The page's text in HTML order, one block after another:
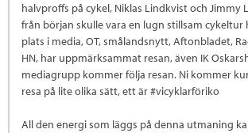
halvproffs på cykel, Niklas Lindkvist och Jimmy
från början skulle vara en lugn stillsam
plats i media, OT, smålandsnytt, Aftonbladet,
HN, har uppmärksammat resan, även IK
mediagrupp kommer följa resan. Ni kommer
resa på lite olika sätt, ett är #vicyklarföriko
All den energi som läggs på denna utmaning